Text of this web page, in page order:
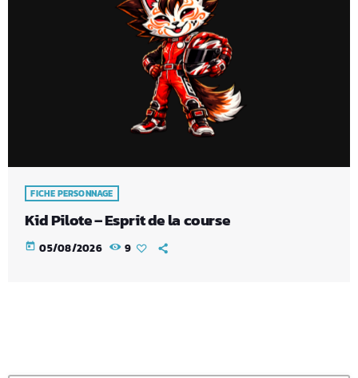
FICHE PERSONNAGE
Kid Pilote – Esprit de la course
today 05/08/2026 9